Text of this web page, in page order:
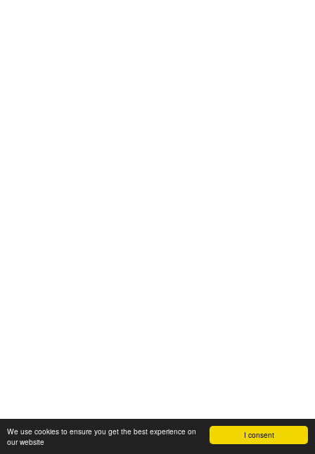
I consent
We use cookies to ensure you get the best experience on
our website